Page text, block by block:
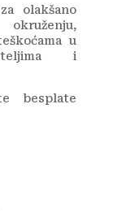
olakšano
u
i
besplate